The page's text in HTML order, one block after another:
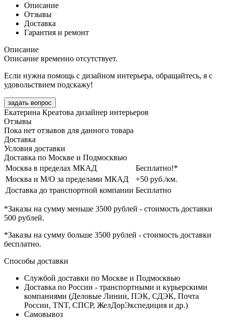
Описание
Отзывы
Доставка
Гарантия и ремонт
Описание
Описание временно отсутствует.
Если нужна помощь с дизайном интерьера, обращайтесь, я с
удовольствием подскажу!
задать вопрос
Екатерина Креатова дизайнер интерьеров
Отзывы
Пока нет отзывов для данного товара
Доставка
Условия доставки
Доставка по Москве и Подмосквью
Москва в пределах МКАД
Бесплатно!*
Москва и М/О за пределами МКАД
+50 руб./км.
Доставка до транспортной компании Бесплатно
*Заказы на сумму меньше 3500 рублей - стоимость доставки
500 рублей.
*Заказы на сумму больше 3500 рублей - стоимость доставки
бесплатно.
Способы доставки
Службой доставки по Москве и Подмосквью
Доставка по России - транспортными и курьерскими
компаниями (Деловые Линии, ПЭК, СДЭК, Почта
России, TNT, СПСР, ЖелДорЭкспедиция и др.)
Самовывоз